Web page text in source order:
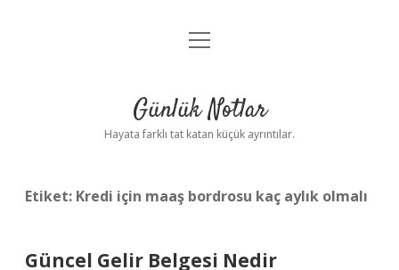
Anasayfa
Yasal Uyarı
menüyü
Günlük Notlar
Hayata farklı tat katan küçük ayrıntılar.
Etiket: Kredi için maaş bordrosu kaç aylık olmalı
Güncel Gelir Belgesi Nedir